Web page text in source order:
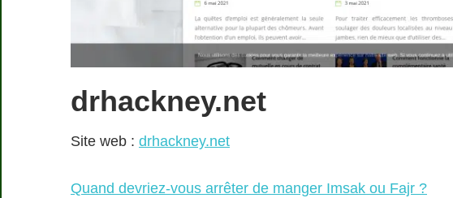
drhackney.net
Site web : drhackney.net
Quand devriez-vous arrêter de manger Imsak ou Fajr ?